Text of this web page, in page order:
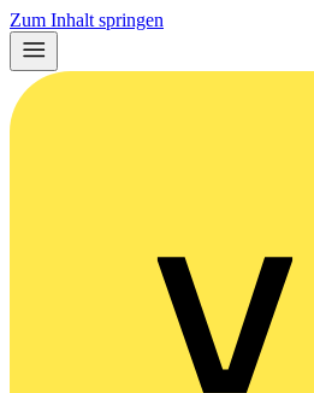
Zum Inhalt springen